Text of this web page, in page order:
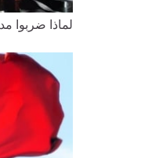
لماذا ضربوا